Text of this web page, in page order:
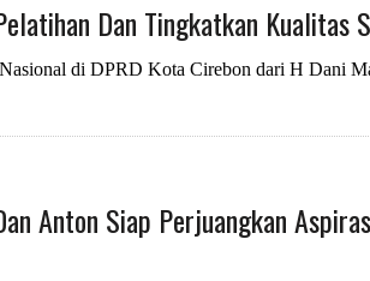
Dan Tingkatkan Kualitas
di DPRD Kota Cirebon dari H Dani
Anton Siap Perjuangkan